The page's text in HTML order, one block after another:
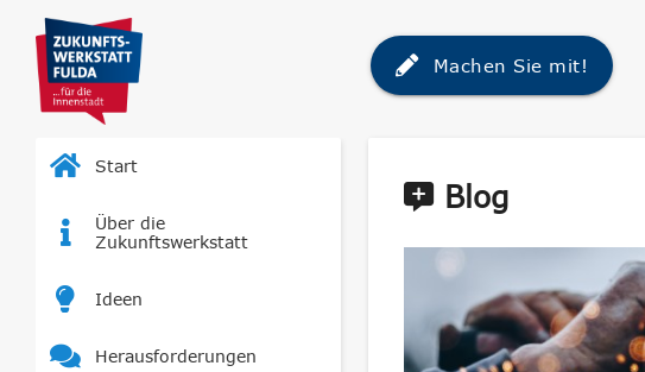
Machen Sie mit!
Start
Über die
Zukunftswerkstatt
Ideen
Herausforderungen
Blog